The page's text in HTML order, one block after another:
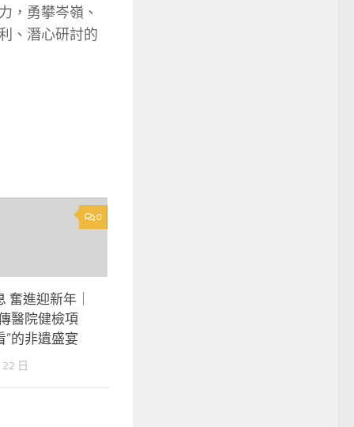
，勇攀岑嶺、
、潛心研討的
0
奮進迎新年｜
醫院健檢項
”的非遺盛宴
日